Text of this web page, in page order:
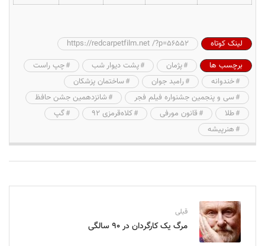
لینک کوتاه
https://redcarpetfilm.net /?p=56552
برچسب ها
پژمان پشت دیوار شب
چپ راست
خندوانه
رامبد جوان
ساختمان پزشکان
سی و پنجمین جشنواره فیلم فجر
شانزدهمین جشن حافظ
طلا
قانون مورفی کلاه‌قرمزی ۹۲
گپ
هنرپیشه
قبلی
مرگ یک کارگردان در ۹۰ سالگی